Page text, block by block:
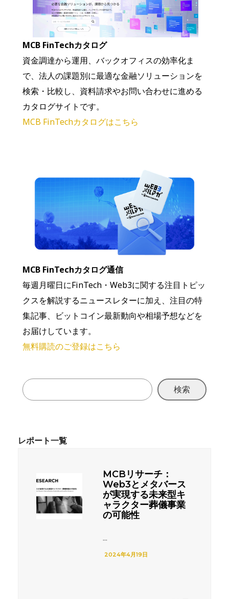
MCB FinTechカタログ
資金調達から運用、バックオフィスの効率化ま
で、法人の課題別に最適な金融ソリューションを
検索・比較し、資料請求やお問い合わせに進める
カタログサイトです。
MCB FinTechカタログはこちら
MCB FinTechカタログ通信
毎週月曜日にFinTech・Web3に関する注目トピッ
クスを解説するニュースレターに加え、注目の特
集記事、ビットコイン最新動向や相場予想などを
お届けしています。
無料購読のご登録はこちら
検索
MCBリサーチ：
Web3とメタバース
が実現する未来型キ
ャラクター葬儀事業
の可能性
...
2024年4月19日